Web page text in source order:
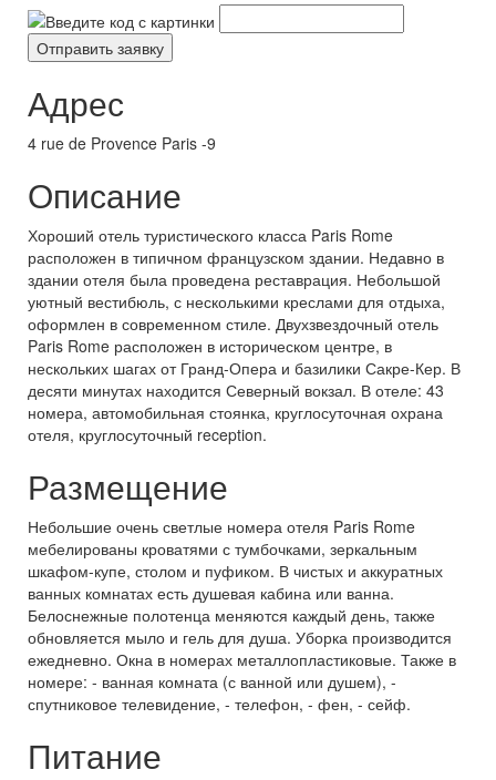
Адрес
4 rue de Provence Paris -9
Описание
Хороший отель туристического класса Paris Rome
расположен в типичном французском здании. Недавно в
здании отеля была проведена реставрация. Небольшой
уютный вестибюль, с несколькими креслами для отдыха,
оформлен в современном стиле. Двухзвездочный отель
Paris Rome расположен в историческом центре, в
нескольких шагах от Гранд-Опера и базилики Сакре-Кер. В
десяти минутах находится Северный вокзал. В отеле: 43
номера, автомобильная стоянка, круглосуточная охрана
отеля, круглосуточный reception.
Размещение
Небольшие очень светлые номера отеля Paris Rome
мебелированы кроватями с тумбочками, зеркальным
шкафом-купе, столом и пуфиком. В чистых и аккуратных
ванных комнатах есть душевая кабина или ванна.
Белоснежные полотенца меняются каждый день, также
обновляется мыло и гель для душа. Уборка производится
ежедневно. Окна в номерах металлопластиковые. Также в
номере: - ванная комната (с ванной или душем), -
спутниковое телевидение, - телефон, - фен, - сейф.
Питание